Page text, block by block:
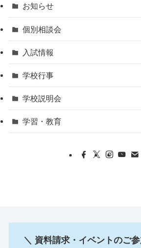
お知らせ
個別相談会
入試情報
学校行事
学校説明会
学習・教育
＼ 資料請求・イベントのご